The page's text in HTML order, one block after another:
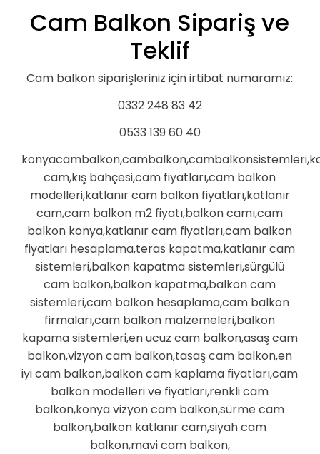
Cam Balkon Sipariş ve
Teklif
Cam balkon siparişleriniz için irtibat numaramız:
0332 248 83 42
0533 139 60 40
cam,kış bahçesi,cam fiyatları,cam balkon
modelleri,katlanır cam balkon fiyatları,katlanır
cam,cam balkon m2 fiyatı,balkon camı,cam
balkon konya,katlanır cam fiyatları,cam balkon
fiyatları hesaplama,teras kapatma,katlanır cam
sistemleri,balkon kapatma sistemleri,sürgülü
cam balkon,balkon kapatma,balkon cam
sistemleri,cam balkon hesaplama,cam balkon
firmaları,cam balkon malzemeleri,balkon
kapama sistemleri,en ucuz cam balkon,asaş cam
balkon,vizyon cam balkon,tasaş cam balkon,en
iyi cam balkon,balkon cam kaplama fiyatları,cam
balkon modelleri ve fiyatları,renkli cam
balkon,konya vizyon cam balkon,sürme cam
balkon,balkon katlanır cam,siyah cam
balkon,mavi cam balkon,